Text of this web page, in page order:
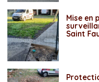
Mise en
Saint